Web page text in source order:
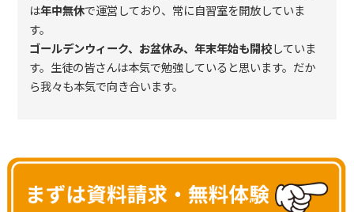
は年中無休で運営しており、常に自習室を開放していま
す。
ゴールデンウィーク、お盆休み、年末年始も開校していま
す。生徒の皆さんは本気で勉強していると思います。だか
ら我々も本気で向き合います。